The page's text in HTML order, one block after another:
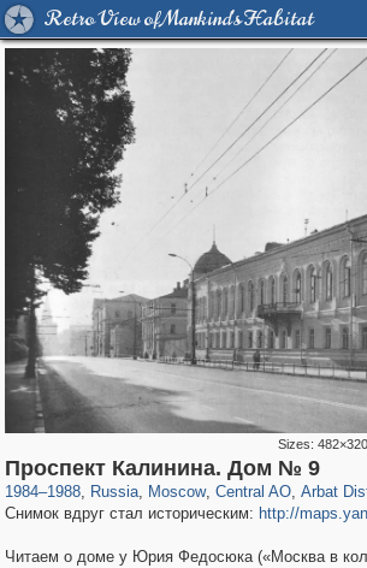
Retro View of Mankind's Habitat
Sizes: 482×320
Проспект Калинина. Дом № 9
1984–1988, Russia
1,406,840 29,243
, Moscow
319,864 8,286
, Central AO
160,012 5,916
, Arbat
13,485
Снимок вдруг стал историческим: http://
Читаем о доме у Юрия Федосюка («Москва в